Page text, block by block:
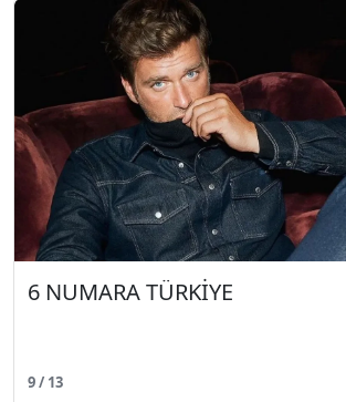
6 NUMARA TÜRKİYE
9 / 13